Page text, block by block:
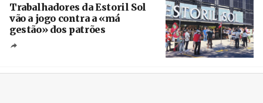
Trabalhadores da Estoril Sol
vão a jogo contra a «má
gestão» dos patrões